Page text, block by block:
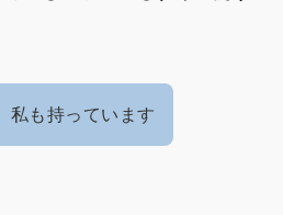
私も持っています